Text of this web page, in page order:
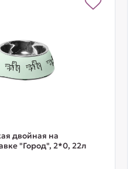
двойная на
"Город", 2*0, 22л